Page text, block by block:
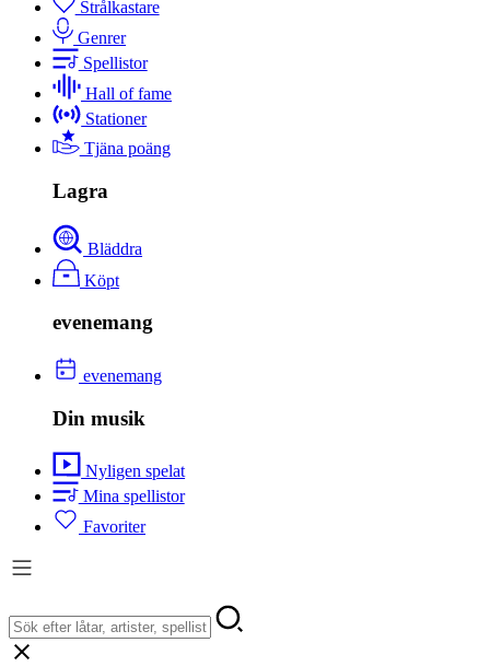
Strålkastare
Genrer
Spellistor
Hall of fame
Stationer
Tjäna poäng
Lagra
Bläddra
Köpt
evenemang
evenemang
Din musik
Nyligen spelat
Mina spellistor
Favoriter